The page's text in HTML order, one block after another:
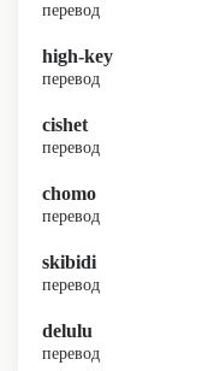
перевод
high-key
перевод
cishet
перевод
chomo
перевод
skibidi
перевод
delulu
перевод